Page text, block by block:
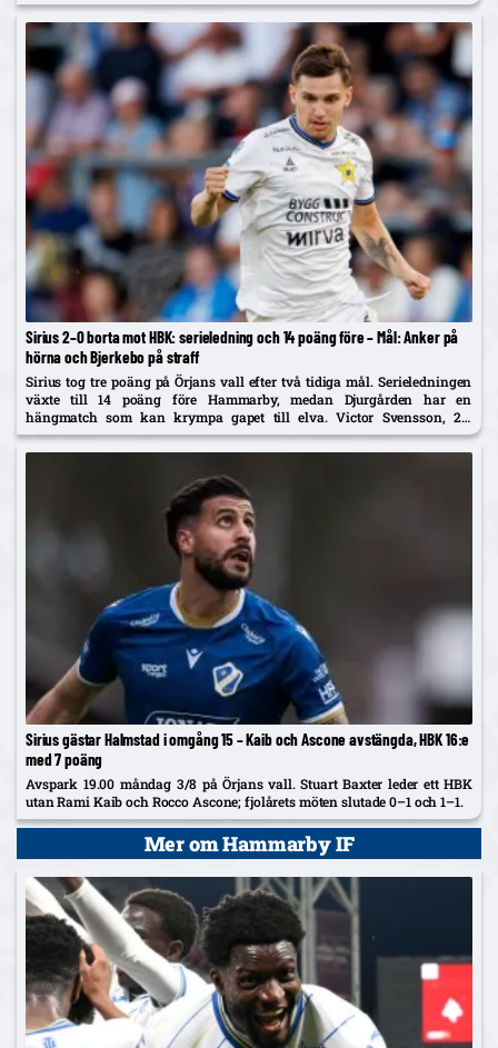
Sirius 2–0 borta mot HBK: serieledning och 14 poäng före – Mål: Anker på
hörna och Bjerkebo på straff
Sirius tog tre poäng på Örjans vall efter två tidiga mål. Serieledningen
växte till 14 poäng före Hammarby, medan Djurgården har en
hängmatch som kan krympa gapet till elva. Victor Svensson, 20,
startade centralt i Melker Heiers frånvaro.
Sirius gästar Halmstad i omgång 15 – Kaib och Ascone avstängda, HBK 16:e
med 7 poäng
Avspark 19.00 måndag 3/8 på Örjans vall. Stuart Baxter leder ett HBK
utan Rami Kaib och Rocco Ascone; fjolårets möten slutade 0–1 och 1–1.
Mer om Hammarby IF